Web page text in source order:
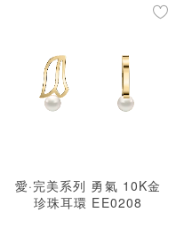
愛·完美系列 勇氣 10K金
珍珠耳環 EE0208